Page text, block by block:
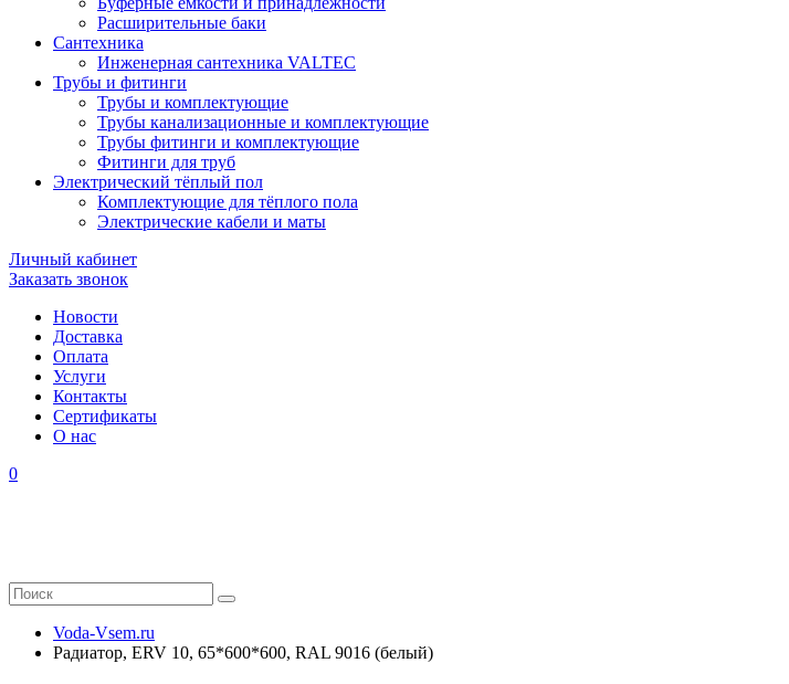
Расширительные баки
Сантехника
Инженерная сантехника VALTEC
Трубы и фитинги
Трубы и комплектующие
Трубы канализационные и комплектующие
Трубы фитинги и комплектующие
Фитинги для труб
Электрический тёплый пол
Комплектующие для тёплого пола
Электрические кабели и маты
Личный кабинет
Заказать звонок
Новости
Доставка
Оплата
Услуги
Контакты
Cертификаты
О нас
0
Voda-Vsem.ru
Радиатор, ERV 10, 65*600*600, RAL 9016 (белый)